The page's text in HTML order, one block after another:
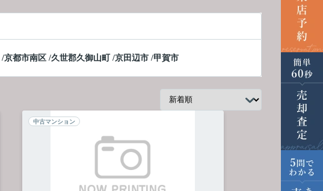
/京都市南区 /久世郡久御山町 /京田辺市 /甲賀市
中古マンション